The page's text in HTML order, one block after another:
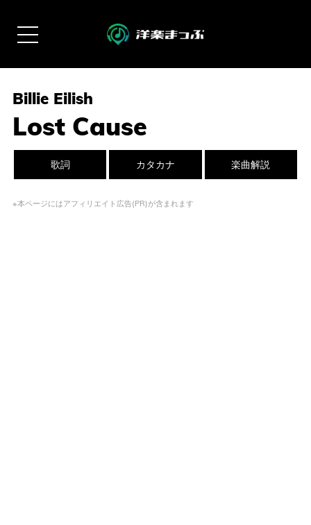
Billie Eilish
Lost Cause
歌詞 カタカナ 楽曲解説
※本ページにはアフィリエイト広告(PR)が含まれます